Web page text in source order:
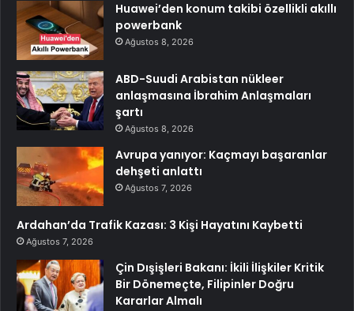
Huawei’den konum takibi özellikli akıllı
powerbank
Ağustos 8, 2026
ABD-Suudi Arabistan nükleer
anlaşmasına İbrahim Anlaşmaları
şartı
Ağustos 8, 2026
Avrupa yanıyor: Kaçmayı başaranlar
dehşeti anlattı
Ağustos 7, 2026
Ardahan’da Trafik Kazası: 3 Kişi Hayatını Kaybetti
Ağustos 7, 2026
Çin Dışişleri Bakanı: İkili İlişkiler Kritik
Bir Dönemeçte, Filipinler Doğru
Kararlar Almalı